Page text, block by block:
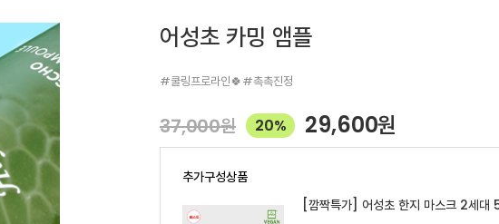
어성초 카밍 앰플
#쿨링프로라인🍀#촉촉진정
37,000원 20% 29,600원
추가구성상품
[깜짝특가] 어성초 한지 마스크 2세대